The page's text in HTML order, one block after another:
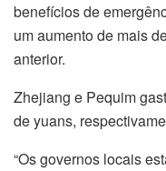
benefícios de
um aumento de mais
anterior.
Zhejiang e Pequim
de yuans,
“Os governos locais